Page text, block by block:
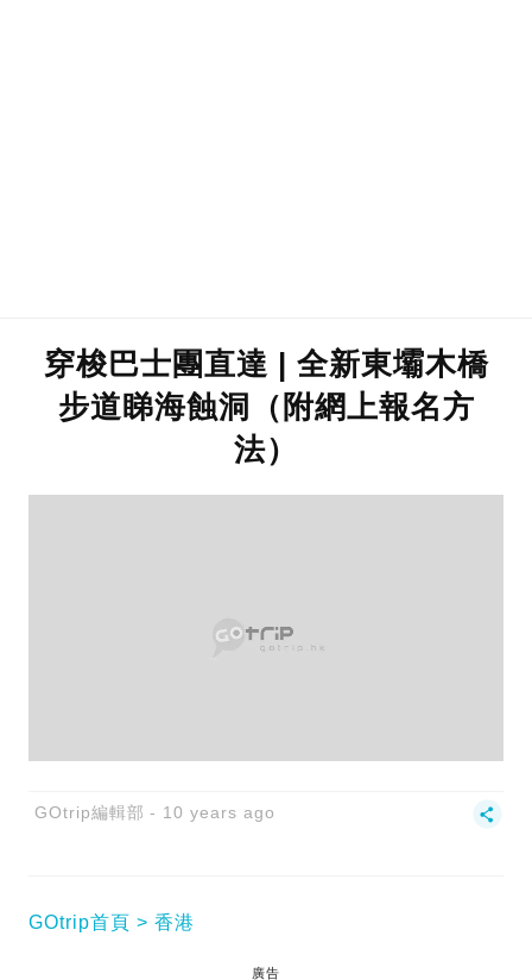
穿梭巴士團直達 | 全新東壩木橋
步道睇海蝕洞（附網上報名方
法）
GOtrip編輯部 10 years ago
GOtrip首頁 香港
廣告